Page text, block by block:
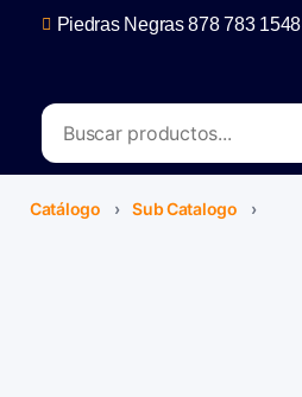
Piedras Negras 878 783 1548
Catálogo › Sub Catalogo ›